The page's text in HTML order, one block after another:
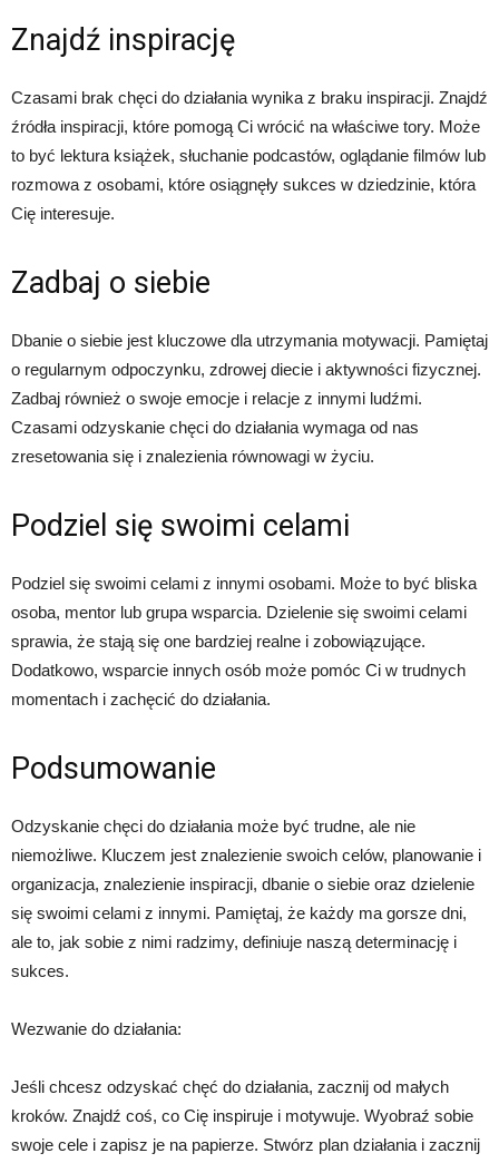
Znajdź inspirację
Czasami brak chęci do działania wynika z braku inspiracji. Znajdź
źródła inspiracji, które pomogą Ci wrócić na właściwe tory. Może
to być lektura książek, słuchanie podcastów, oglądanie filmów lub
rozmowa z osobami, które osiągnęły sukces w dziedzinie, która
Cię interesuje.
Zadbaj o siebie
Dbanie o siebie jest kluczowe dla utrzymania motywacji. Pamiętaj
o regularnym odpoczynku, zdrowej diecie i aktywności fizycznej.
Zadbaj również o swoje emocje i relacje z innymi ludźmi.
Czasami odzyskanie chęci do działania wymaga od nas
zresetowania się i znalezienia równowagi w życiu.
Podziel się swoimi celami
Podziel się swoimi celami z innymi osobami. Może to być bliska
osoba, mentor lub grupa wsparcia. Dzielenie się swoimi celami
sprawia, że stają się one bardziej realne i zobowiązujące.
Dodatkowo, wsparcie innych osób może pomóc Ci w trudnych
momentach i zachęcić do działania.
Podsumowanie
Odzyskanie chęci do działania może być trudne, ale nie
niemożliwe. Kluczem jest znalezienie swoich celów, planowanie i
organizacja, znalezienie inspiracji, dbanie o siebie oraz dzielenie
się swoimi celami z innymi. Pamiętaj, że każdy ma gorsze dni,
ale to, jak sobie z nimi radzimy, definiuje naszą determinację i
sukces.
Wezwanie do działania:
Jeśli chcesz odzyskać chęć do działania, zacznij od małych
kroków. Znajdź coś, co Cię inspiruje i motywuje. Wyobraź sobie
swoje cele i zapisz je na papierze. Stwórz plan działania i zacznij